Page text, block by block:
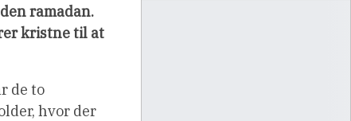
ramadan.
kristne til at
de to
hvor der